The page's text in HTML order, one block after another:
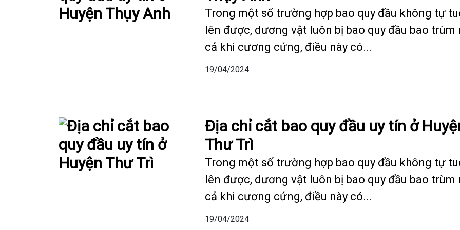
Trong một số trường hợp bao quy đầu không tự
lên được, dương vật luôn bị bao quy đầu bao trùm
cả khi cương cứng, điều này có...
19/04/2024
Địa chỉ cắt bao quy đầu uy tín ở
Thư Trì
Trong một số trường hợp bao quy đầu không tự
lên được, dương vật luôn bị bao quy đầu bao trùm
cả khi cương cứng, điều này có...
19/04/2024